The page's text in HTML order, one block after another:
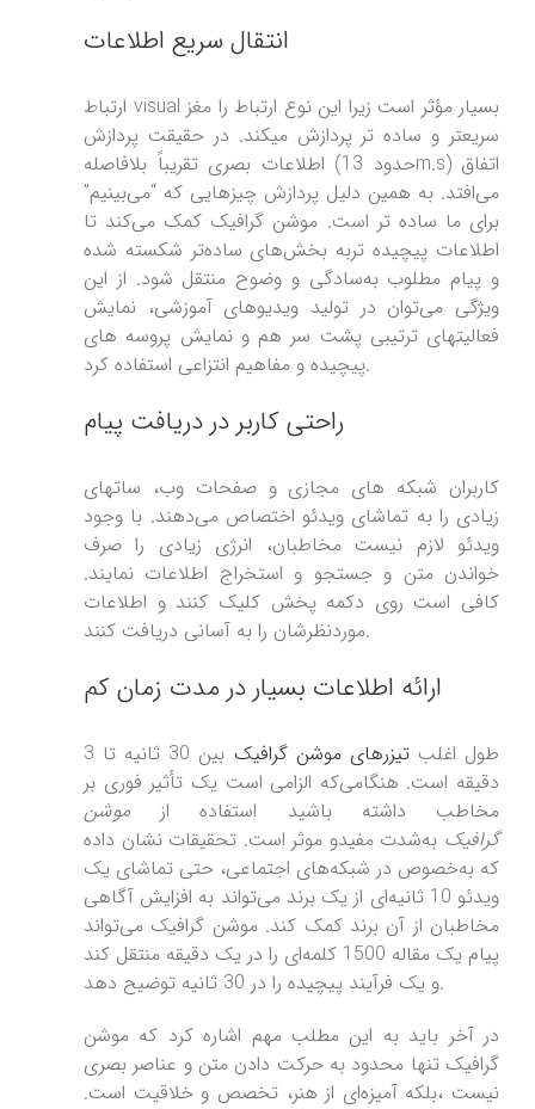
انتقال سریع اطلاعات
ارتباط visual بسیار مؤثر است زیرا این نوع ارتباط را مغز
سریعتر و ساده تر پردازش میکند. در حقیقت پردازش
اطلاعات بصری تقریباً بلافاصله (حدود 13m.s) اتفاق
می‌افتد. به همین دلیل پردازش چیزهایی که “می‌بینیم”
برای ما ساده تر است. موشن گرافیک کمک می‌کند تا
اطلاعات پیچیده تربه بخش‌های ساده‌تر شکسته شده
و پیام مطلوب به‌سادگی و وضوح منتقل شود. از این
ویژگی می‌توان در تولید ویدیوهای آموزشی، نمایش
فعالیتهای ترتیبی پشت سر هم و نمایش پروسه های
پیچیده و مفاهیم انتزاعی استفاده کرد.
راحتی کاربر در دریافت پیام
کاربران شبکه های مجازی و صفحات وب، ساتهای
زیادی را به تماشای ویدئو اختصاص می‌دهند. با وجود
ویدئو لازم نیست مخاطبان، انرژی زیادی را صرف
خواندن متن و جستجو و استخراج اطلاعات نمایند.
کافی است روی دکمه پخش کلیک کنند و اطلاعات
موردنظرشان را به آسانی دریافت کنند.
ارائه اطلاعات بسیار در مدت زمان کم
طول اغلبتیزرهای موشن گرافیک
بین 30 ثانیه تا 3
دقیقه است. هنگامی‌که الزامی است یک تأثیر فوری بر
مخاطب داشته باشید استفاده از موشن
گرافیک به‌شدت مفیدو موثر است. تحقیقات نشان داده
که به‌خصوص در شبکه‌های اجتماعی، حتی تماشای یک
ویدئو 10 ثانیه‌ای از یک برند می‌تواند به افزایش آگاهی
مخاطبان از آن برند کمک کند. موشن گرافیک می‌تواند
پیام یک مقاله 1500 کلمه‌ای را در یک دقیقه منتقل کند
و یک فرآیند پیچیده را در 30 ثانیه توضیح دهد.
در آخر باید به این مطلب مهم اشاره کرد که موشن
گرافیک تنها محدود به حرکت دادن متن و عناصر بصری
نیست ،بلکه آمیزه‌ای از هنر، تخصص و خلاقیت است.